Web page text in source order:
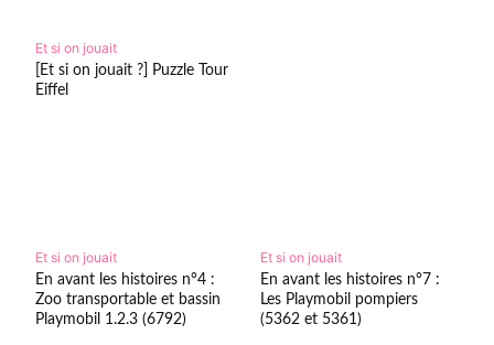
Et si on jouait
[Et si on jouait ?] Puzzle Tour
Eiffel
Et si on jouait
En avant les histoires n°4 :
Zoo transportable et bassin
Playmobil 1.2.3 (6792)
Et si on jouait
En avant les histoires n°7 :
Les Playmobil pompiers
(5362 et 5361)